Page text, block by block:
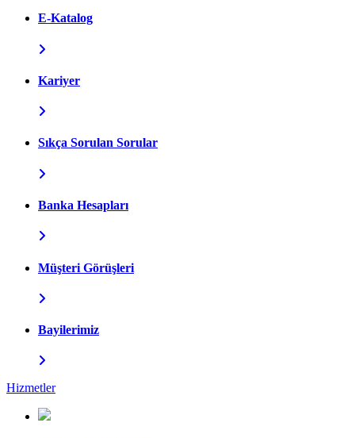
E-Katalog
Kariyer
Sıkça Sorulan Sorular
Banka Hesapları
Müşteri Görüşleri
Bayilerimiz
Hizmetler